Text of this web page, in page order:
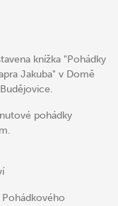
knížka "Pohádky
Jakuba" v Domě
pohádky
Pohádkového